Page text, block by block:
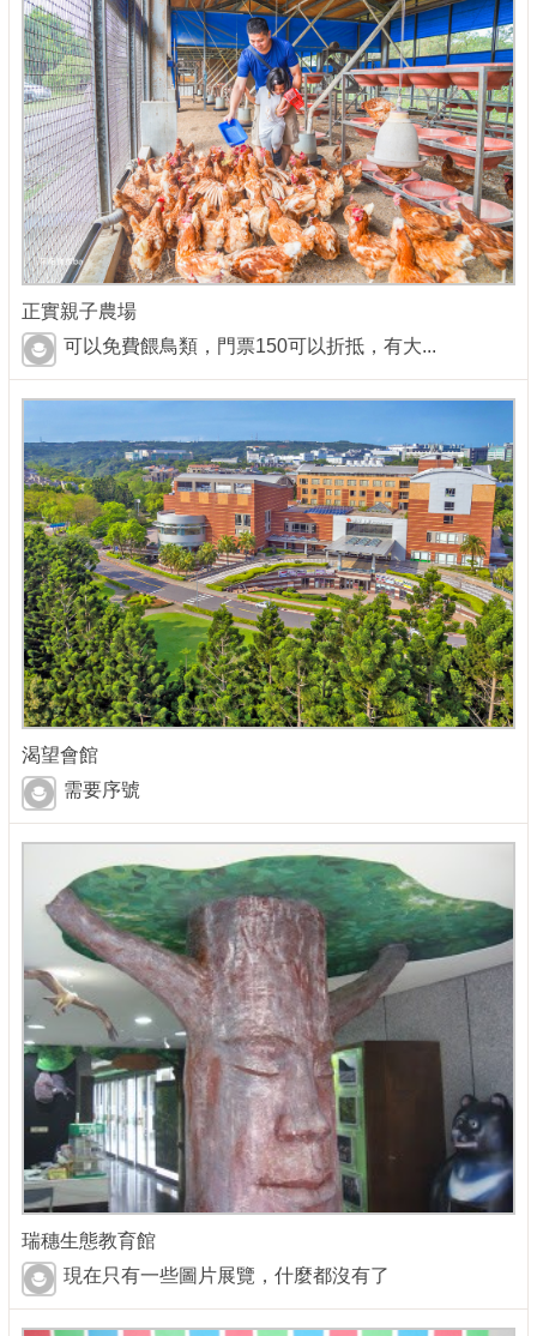
正實親子農場
可以免費餵鳥類，門票150可以折抵，有大...
渴望會館
需要序號
瑞穗生態教育館
現在只有一些圖片展覽，什麼都沒有了